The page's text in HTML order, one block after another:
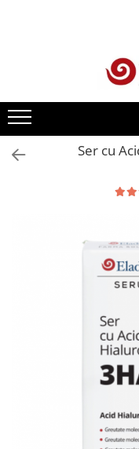
Vezi toate produsele
Creme cu protectie
Produse Antirid
Produse Hidratante
Produse Antiacnee
Creme contur ochi
Produse Par si Scalp
Produse pentru
Produse pentru pete
Ser cu